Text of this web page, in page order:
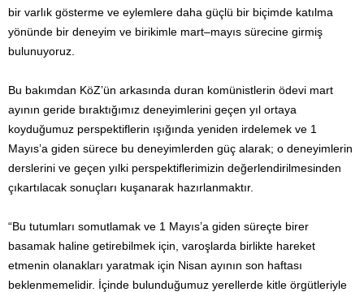
bir varlık gösterme ve eylemlere daha güçlü bir biçimde katılma
yönünde bir deneyim ve birikimle mart–mayıs sürecine girmiş
bulunuyoruz.
Bu bakımdan KöZ’ün arkasında duran komünistlerin ödevi mart
ayının geride bıraktığımız deneyimlerini geçen yıl ortaya
koyduğumuz perspektiflerin ışığında yeniden irdelemek ve 1
Mayıs’a giden sürece bu deneyimlerden güç alarak; o deneyimlerin
derslerini ve geçen yılki perspektiflerimizin değerlendirilmesinden
çıkartılacak sonuçları kuşanarak hazırlanmaktır.
“Bu tutumları somutlamak ve 1 Mayıs’a giden süreçte birer
basamak haline getirebilmek için, varoşlarda birlikte hareket
etmenin olanakları yaratmak için Nisan ayının son haftası
beklenmemelidir. İçinde bulundu­ğumuz yerellerde kitle örgütleriyle